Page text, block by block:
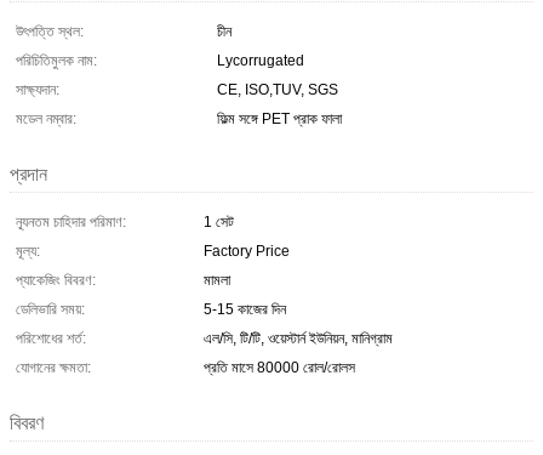
উৎপত্তি স্থল:
চীন
পরিচিতিমুলক নাম:
Lycorrugated
সাক্ষ্যদান:
CE, ISO,TUV, SGS
মডেল নম্বার:
ফিল্ম সঙ্গে PET প্রাক ফালা
প্রদান
ন্যূনতম চাহিদার পরিমাণ:
1 সেট
মূল্য:
Factory Price
প্যাকেজিং বিবরণ:
মামলা
ডেলিভারি সময়:
5-15 কাজের দিন
পরিশোধের শর্ত:
এল/সি, টি/টি, ওয়েস্টার্ন ইউনিয়ন, মানিগ্রাম
যোগানের ক্ষমতা:
প্রতি মাসে 80000 রোল/রোলস
বিবরণ